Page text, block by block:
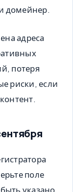
домейнер.
адреса
потеря
риски, если
поле
указано